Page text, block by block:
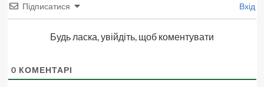
Підписатися Вхід
Будь ласка, увійдіть, щоб коментувати
0 КОМЕНТАРІ